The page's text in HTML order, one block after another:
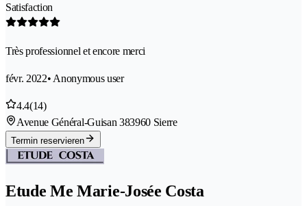
Satisfaction
Très professionnel et encore merci
févr. 2022• Anonymous user
4.4(14)
Avenue Général-Guisan 383960 Sierre
Termin reservieren
Etude Me Marie-Josée Costa